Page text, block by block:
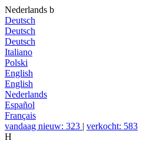
Nederlands b
Deutsch
Deutsch
Deutsch
Italiano
Polski
English
English
Nederlands
Español
Français
vandaag nieuw: 323 | verkocht: 583
H